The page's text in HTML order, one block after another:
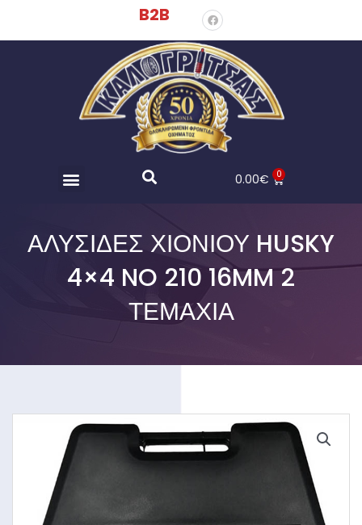
B2B
0.00€ 0
ΑΛΥΣΊΔΕΣ ΧΙΟΝΙΟΎ HUSKY
4×4 NO 210 16MM 2
ΤΕΜΆΧΙΑ